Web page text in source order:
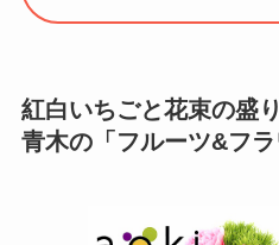
紅白いちごと花束の盛
青木の「フルーツ&フラ